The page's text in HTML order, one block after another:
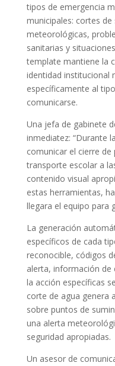
tipos de emergencia
municipales: cortes
meteorológicas,
sanitarias y
template mantiene la
identidad institucional
específicamente al
comunicarse.
Una jefa de gabinete
inmediatez: “Durante
comunicar el cierre de
transporte escolar a
contenido visual
estas herramientas,
llegara el equipo para
La generación
específicos de cada
reconocible, códigos
alerta, información de
la acción específicas
corte de agua genera
sobre puntos de
una alerta
seguridad apropiadas.
Un asesor de